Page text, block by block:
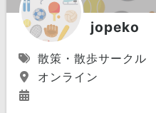
jopeko
散策・散歩サークル
オンライン